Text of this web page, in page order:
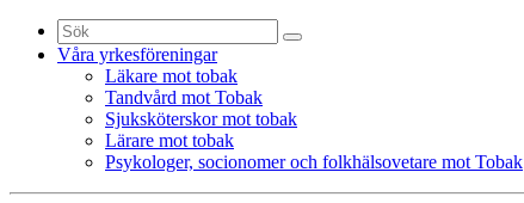
Sök
efter:
Våra yrkesföreningar
Läkare mot tobak
Tandvård mot Tobak
Sjuksköterskor mot tobak
Lärare mot tobak
Psykologer, socionomer och folkhälsovetare mot Tobak